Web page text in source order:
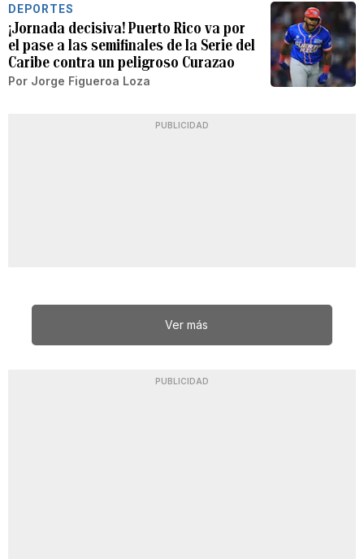
DEPORTES
¡Jornada decisiva! Puerto Rico va por
el pase a las semifinales de la Serie del
Caribe contra un peligroso Curazao
Por Jorge Figueroa Loza
PUBLICIDAD
Ver más
PUBLICIDAD